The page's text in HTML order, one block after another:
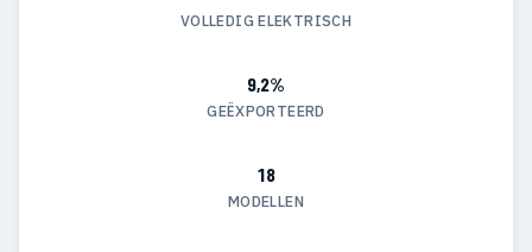
VOLLEDIG ELEKTRISCH
9,2%
GEËXPORTEERD
18
MODELLEN